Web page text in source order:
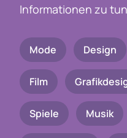
Informationen zu
Mode Design
Film
Spiele Musik